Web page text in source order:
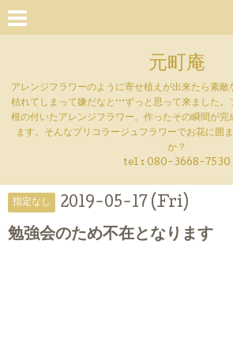
元町庵
アレンジフラワーのように寄せ植えが出来たら素敵
枯れてしまって嫌だなと···ずっと思って来ました
根の付いたアレンジフラワー。作ったその瞬間が完
ます。そんなブリコラージュフラワーでお花に囲
か？
tel : 080-3668-7530
指定なし 2019-05-17 (Fri)
勉強会のため不在となります